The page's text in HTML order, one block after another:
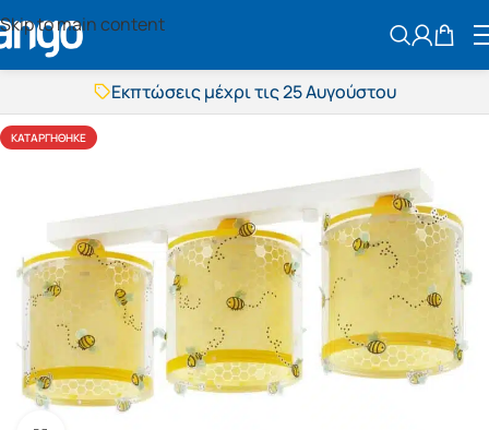
Skip to main content
Εκπτώσεις μέχρι τις 25 Αυγούστου
Δωρεάν μεταφορικά
Εκπτώσεις μέχρι τις 25 Αυγούστου
Δωρεάν μεταφορικά
BOXNOW αποστολή
Άμεση παράδοση
ΚΑΤΑΡΓΉΘΗΚΕ